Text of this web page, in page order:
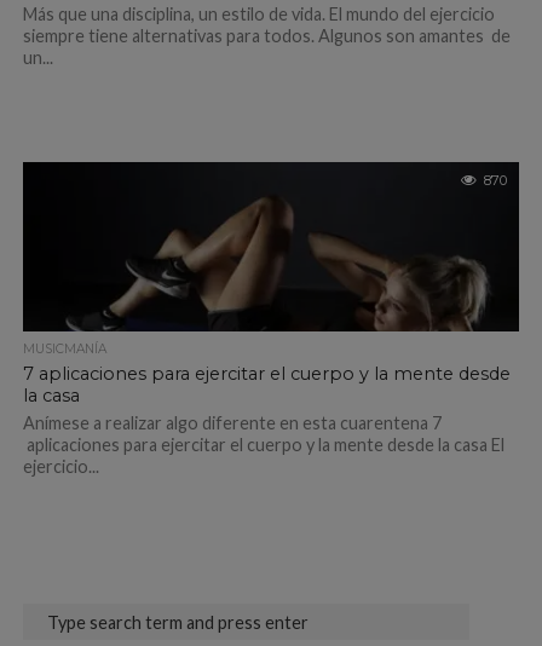
Más que una disciplina, un estilo de vida. El mundo del ejercicio
siempre tiene alternativas para todos. Algunos son amantes de
un...
870
MUSICMANÍA
7 aplicaciones para ejercitar el cuerpo y la mente desde
la casa
Anímese a realizar algo diferente en esta cuarentena 7
aplicaciones para ejercitar el cuerpo y la mente desde la casa El
ejercicio...